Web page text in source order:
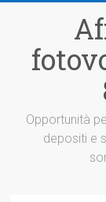
Opportunità
depositi e